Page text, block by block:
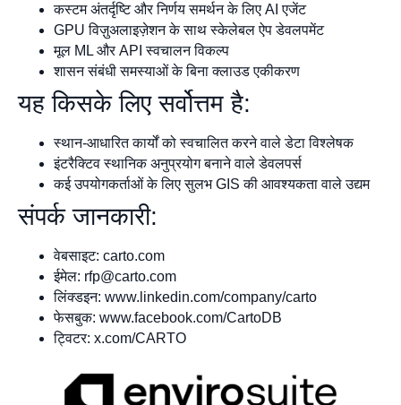
कस्टम अंतर्दृष्टि और निर्णय समर्थन के लिए AI एजेंट
GPU विज़ुअलाइज़ेशन के साथ स्केलेबल ऐप डेवलपमेंट
मूल ML और API स्वचालन विकल्प
शासन संबंधी समस्याओं के बिना क्लाउड एकीकरण
यह किसके लिए सर्वोत्तम है:
स्थान-आधारित कार्यों को स्वचालित करने वाले डेटा विश्लेषक
इंटरैक्टिव स्थानिक अनुप्रयोग बनाने वाले डेवलपर्स
कई उपयोगकर्ताओं के लिए सुलभ GIS की आवश्यकता वाले उद्यम
संपर्क जानकारी:
वेबसाइट: carto.com
ईमेल: rfp@carto.com
लिंक्डइन: www.linkedin.com/company/carto
फेसबुक: www.facebook.com/CartoDB
ट्विटर: x.com/CARTO